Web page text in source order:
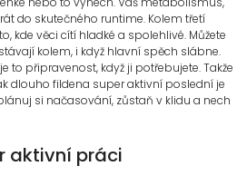
do skutečného runtime. Kolem třetí
kde věci cítí hladké a spolehlivé. Můžete
kolem, i když hlavní spěch slábne.
to připravenost, když ji potřebujete. Takže
dlouho fildena super aktivní poslední je
si načasování, zůstaň v klidu a nech
aktivní práci